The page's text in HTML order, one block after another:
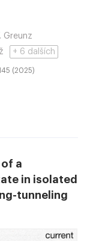
T. Greunz
+ 6 dalších
(2025)
a
in isolated
tunneling